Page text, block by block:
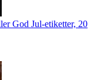
God Jul-etiketter, 20